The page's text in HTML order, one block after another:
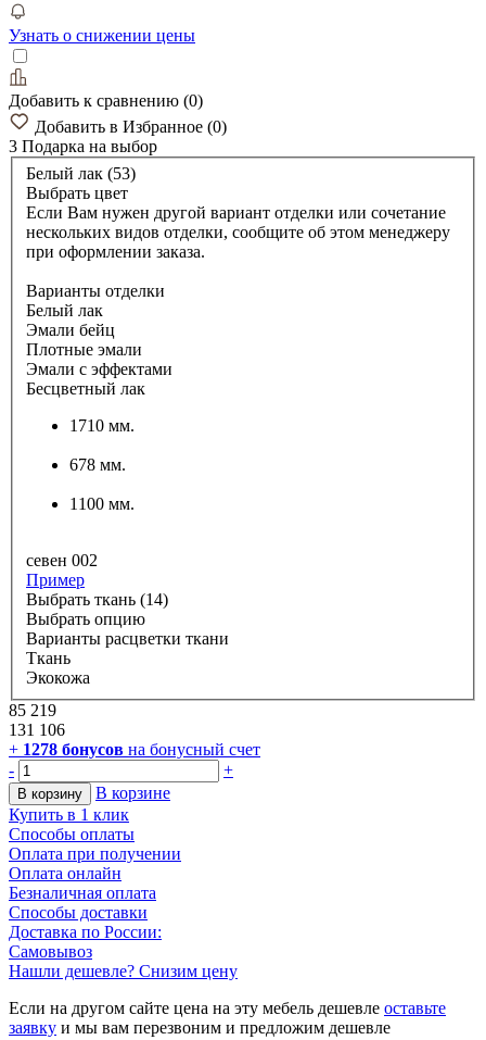
Узнать о снижении цены
Добавить к сравнению (0)
Добавить в Избранное (0)
3 Подарка на выбор
Белый лак (53)
Выбрать цвет
Если Вам нужен другой вариант отделки или сочетание
нескольких видов отделки, сообщите об этом менеджеру
при оформлении заказа.
Варианты отделки
Белый лак
Эмали бейц
Плотные эмали
Эмали с эффектами
Бесцветный лак
1710 мм.
678 мм.
1100 мм.
севен 002
Пример
Выбрать ткань (14)
Выбрать опцию
Варианты расцветки ткани
Ткань
Экокожа
85 219
131 106
+ 1278 бонусов на бонусный счет
-
+
В корзину
В корзине
Купить в 1 клик
Способы оплаты
Оплата при получении
Оплата онлайн
Безналичная оплата
Способы доставки
Доставка по России:
Самовывоз
Нашли дешевле? Снизим цену
Если на другом сайте цена на эту мебель дешевле оставьте
заявку и мы вам перезвоним и предложим дешевле